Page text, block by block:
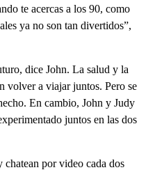
te acercas a los 90, como
ya no son tan divertidos”,
dice John. La salud y la
volver a viajar juntos. Pero se
En cambio, John y Judy
juntos en las dos
chatean por video cada dos